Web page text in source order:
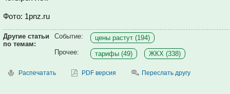
Фото: 1pnz.ru
Другие статьи
по темам:
Событие:
цены растут (194)
Прочее:
тарифы (49) ЖКХ (338)
Распечатать PDF версия Переслать другу